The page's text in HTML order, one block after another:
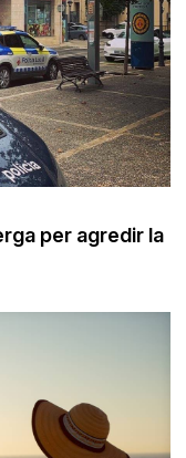
per agredir la